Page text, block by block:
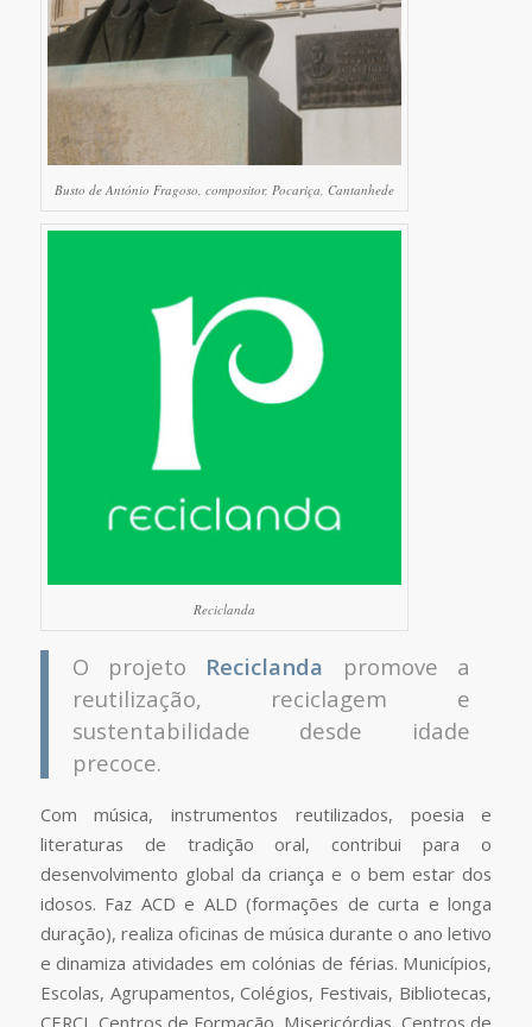
Busto de António Fragoso, compositor, Pocariça, Cantanhede
Reciclanda
O projeto Reciclanda promove a
reutilização, reciclagem e
sustentabilidade desde idade
precoce.
Com música, instrumentos reutilizados, poesia e
literaturas de tradição oral, contribui para o
desenvolvimento global da criança e o bem estar dos
idosos. Faz ACD e ALD (formações de curta e longa
duração), realiza oficinas de música durante o ano letivo
e dinamiza atividades em colónias de férias. Municípios,
Escolas, Agrupamentos, Colégios, Festivais, Bibliotecas,